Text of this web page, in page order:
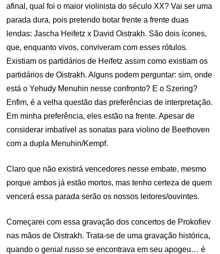
afinal, qual foi o maior violinista do século XX? Vai ser uma
parada dura, pois pretendo botar frente a frente duas
lendas: Jascha Heifetz x David Oistrakh. São dois ícones,
que, enquanto vivos, conviveram com esses rótulos.
Existiam os partidários de Heifetz assim como existiam os
partidários de Oistrakh. Alguns podem perguntar: sim, onde
está o Yehudy Menuhin nesse confronto? E o Szering?
Enfim, é a velha questão das preferências de interpretação.
Em minha preferência, eles estão na frente. Apesar de
considerar imbatível as sonatas para violino de Beethoven
com a dupla Menuhin/Kempf.
Claro que não existirá vencedores nesse embate, mesmo
porque ambos já estão mortos, mas tenho certeza de quem
vencerá essa parada serão os nossos leitores/ouvintes.
Começarei com essa gravação dos concertos de Prokofiev
nas mãos de Oistrakh. Trata-se de uma gravação histórica,
quando o genial russo se encontrava em seu apogeu… é